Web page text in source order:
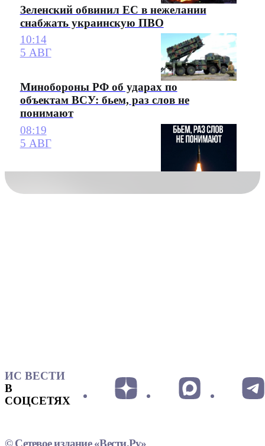
Зеленский обвинил ЕС в нежелании
снабжать украинскую ПВО
10:14
5 АВГ
Минобороны РФ об ударах по
объектам ВСУ: бьем, раз слов не
понимают
08:19
5 АВГ
ИС ВЕСТИ
В
СОЦСЕТЯХ
© Сетевое издание «Вести.Ру»